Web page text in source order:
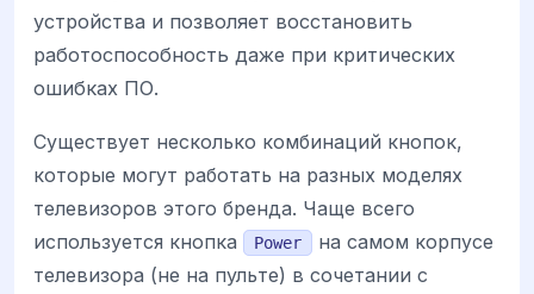
устройства и позволяет восстановить
работоспособность даже при критических
ошибках ПО.
Существует несколько комбинаций кнопок,
которые могут работать на разных моделях
телевизоров этого бренда. Чаще всего
используется кнопка
Power
на самом корпусе
телевизора (не на пульте) в сочетании с